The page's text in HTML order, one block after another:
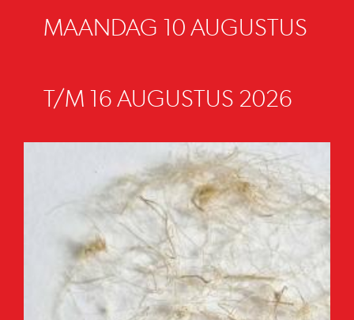
MAANDAG 10 AUGUSTUS
T/M 16 AUGUSTUS 2026